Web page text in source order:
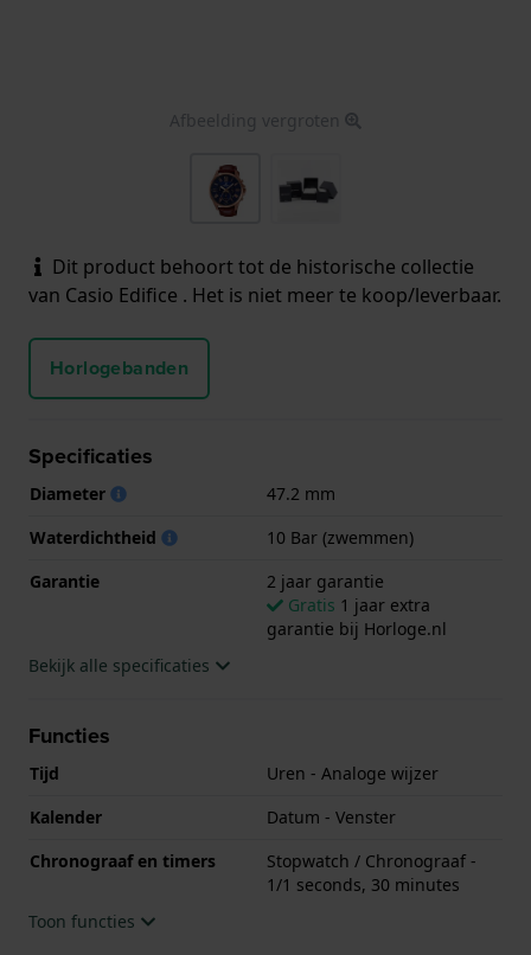
Afbeelding vergroten
Dit product behoort tot de historische collectie
van Casio Edifice . Het is niet meer te koop/leverbaar.
Horlogebanden
Specificaties
Diameter
47.2 mm
Waterdichtheid
10 Bar (zwemmen)
Garantie
2 jaar garantie
Gratis 1 jaar extra
garantie bij Horloge.nl
Bekijk alle specificaties
Functies
Tijd
Uren - Analoge wijzer
Kalender
Datum - Venster
Chronograaf en timers
Stopwatch / Chronograaf -
1/1 seconds, 30 minutes
Toon functies